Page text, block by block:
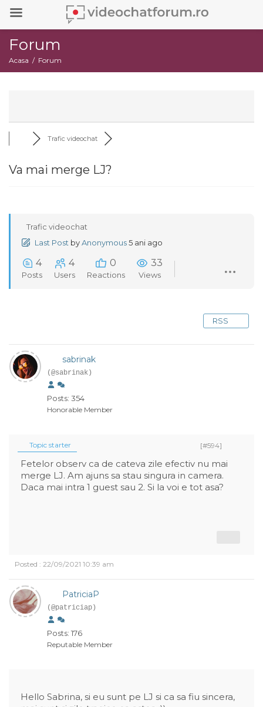
Forum
Acasa Forum
Trafic videochat
Va mai merge LJ?
Trafic videochat
Last Post byAnonymous5 ani ago
4
Posts
4
Users
0
Reactions
33
Views
RSS
sabrinak
(@sabrinak)
Posts: 354
Honorable Member
Topic starter [#594]
Fetelor observ ca de cateva zile efectiv nu mai
merge LJ. Am ajuns sa stau singura in camera.
Daca mai intra 1 guest sau 2. Si la voi e tot asa?
Posted : 22/09/2021 10:39 am
PatriciaP
(@patriciap)
Posts: 176
Reputable Member
Hello Sabrina, si eu sunt pe LJ si ca sa fiu sincera,